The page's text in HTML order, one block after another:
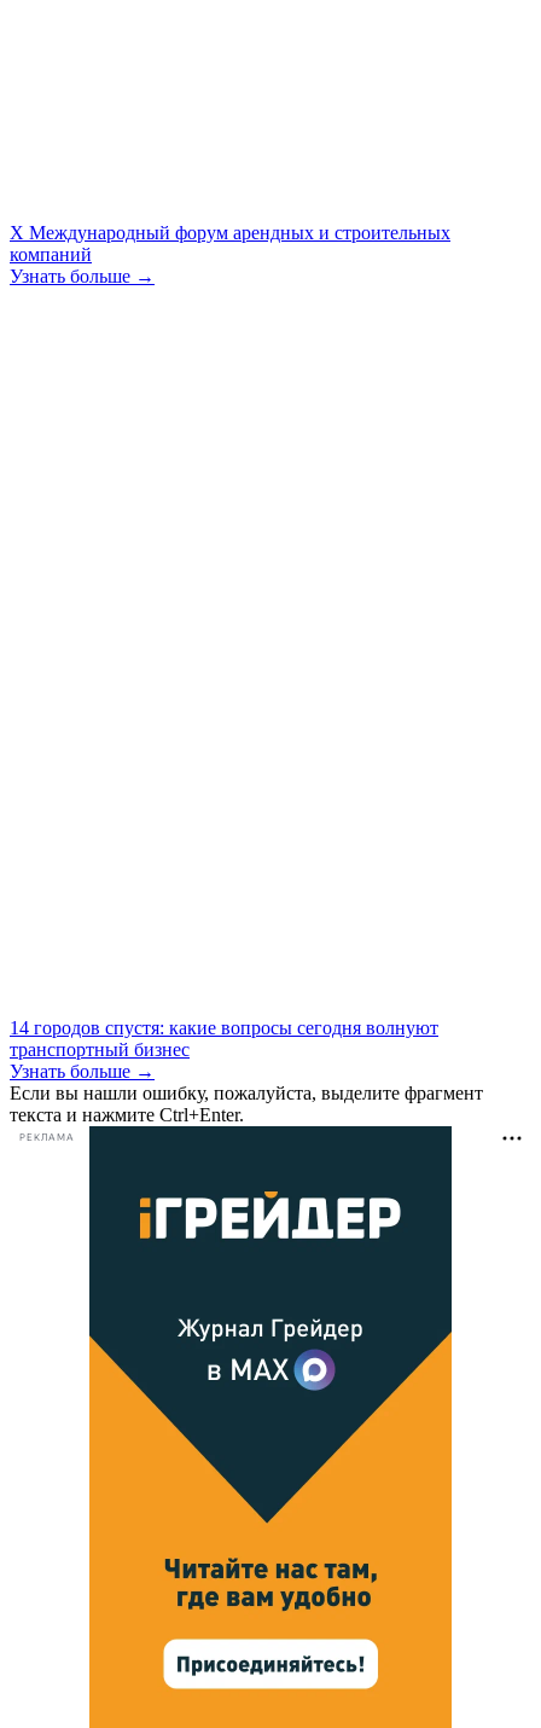
X Международный форум арендных и строительных
компаний
Узнать больше →
14 городов спустя: какие вопросы сегодня волнуют
транспортный бизнес
Узнать больше →
Если вы нашли ошибку, пожалуйста, выделите фрагмент
текста и нажмите Ctrl+Enter.
РЕКЛАМА